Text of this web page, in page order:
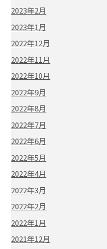
2023年2月
2023年1月
2022年12月
2022年11月
2022年10月
2022年9月
2022年8月
2022年7月
2022年6月
2022年5月
2022年4月
2022年3月
2022年2月
2022年1月
2021年12月